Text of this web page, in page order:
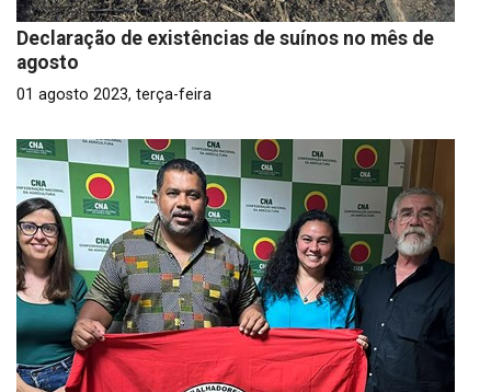
Declaração de existências de suínos no mês de
agosto
01 agosto 2023, terça-feira